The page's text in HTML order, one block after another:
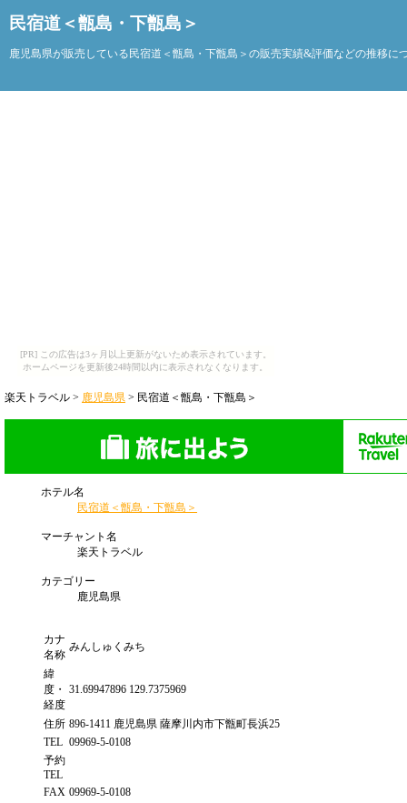
[PR] この広告は3ヶ月以上更新がないため表示されています。
ホームページを更新後24時間以内に表示されなくなります。
民宿道＜甑島・下甑島＞
鹿児島県が販売している民宿道＜甑島・下甑島＞の販売実績&評価などの推移に
楽天トラベル > 鹿児島県 > 民宿道＜甑島・下甑島＞
ホテル名
民宿道＜甑島・下甑島＞
マーチャント名
楽天トラベル
カテゴリー
鹿児島県
カナ
名称
みんしゅくみち
緯
度・
経度
31.69947896 129.7375969
住所 896-1411 鹿児島県 薩摩川内市下甑町長浜25
TEL 09969-5-0108
予約
TEL
FAX 09969-5-0108